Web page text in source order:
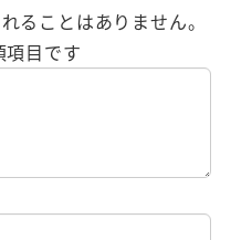
ることはありません。
目です